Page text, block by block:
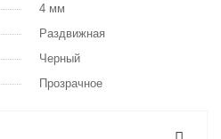
4 мм
Раздвижная
Черный
Прозрачное